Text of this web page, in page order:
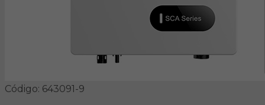
Código: 643091-9